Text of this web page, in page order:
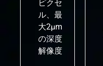
ピクセ
ル、最
大2μm
の深度
解像度